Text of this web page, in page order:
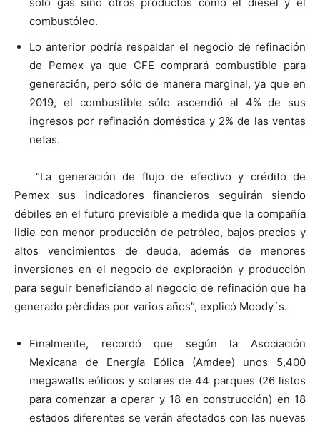
combustóleo.
Lo anterior podría respaldar el negocio de refinación
de Pemex ya que CFE comprará combustible para
generación, pero sólo de manera marginal, ya que en
2019, el combustible sólo ascendió al 4% de sus
ingresos por refinación doméstica y 2% de las ventas
netas.
“La generación de flujo de efectivo y crédito de
Pemex sus indicadores financieros seguirán siendo
débiles en el futuro previsible a medida que la compañía
lidie con menor producción de petróleo, bajos precios y
altos vencimientos de deuda, además de menores
inversiones en el negocio de exploración y producción
para seguir beneficiando al negocio de refinación que ha
generado pérdidas por varios años”, explicó Moody´s.
Finalmente, recordó que según la Asociación
Mexicana de Energía Eólica (Amdee) unos 5,400
megawatts eólicos y solares de 44 parques (26 listos
para comenzar a operar y 18 en construcción) en 18
estados diferentes se verán afectados con las nuevas